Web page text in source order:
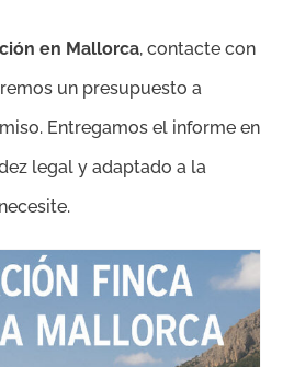
en Mallorca, contacte con
un presupuesto a
Entregamos el informe en
legal y adaptado a la